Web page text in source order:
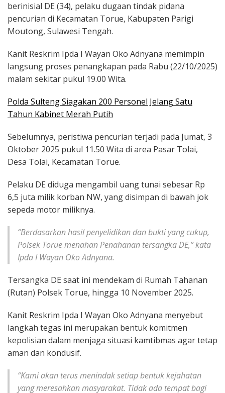
berinisial DE (34), pelaku dugaan tindak pidana
pencurian di Kecamatan Torue, Kabupaten Parigi
Moutong, Sulawesi Tengah.
Kanit Reskrim Ipda I Wayan Oko Adnyana memimpin
langsung proses penangkapan pada Rabu (22/10/2025)
malam sekitar pukul 19.00 Wita.
Polda Sulteng Siagakan 200 Personel Jelang Satu
Tahun Kabinet Merah Putih
Sebelumnya, peristiwa pencurian terjadi pada Jumat, 3
Oktober 2025 pukul 11.50 Wita di area Pasar Tolai,
Desa Tolai, Kecamatan Torue.
Pelaku DE diduga mengambil uang tunai sebesar Rp
6,5 juta milik korban NW, yang disimpan di bawah jok
sepeda motor miliknya.
“Berdasarkan hasil penyelidikan dan bukti yang cukup,
Polsek Torue menahan Penahanan tersangka DE,” kata
Ipda I Wayan Oko Adnyana.
Tersangka DE saat ini mendekam di Rumah Tahanan
(Rutan) Polsek Torue, hingga 10 November 2025.
Kanit Reskrim Ipda I Wayan Oko Adnyana menyebut
langkah tegas ini merupakan bentuk komitmen
kepolisian dalam menjaga situasi kamtibmas agar tetap
aman dan kondusif.
“Kami akan terus menindak setiap bentuk kejahatan
yang meresahkan masyarakat. Tidak ada tempat bagi